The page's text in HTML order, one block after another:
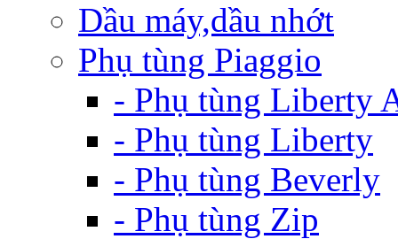
Dầu máy,dầu nhớt
Phụ tùng Piaggio
- Phụ tùng Liberty
- Phụ tùng Liberty
- Phụ tùng Beverly
- Phụ tùng Zip